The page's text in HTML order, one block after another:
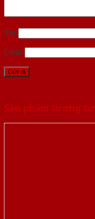
Tên
Email
Sản phẩm tương tự